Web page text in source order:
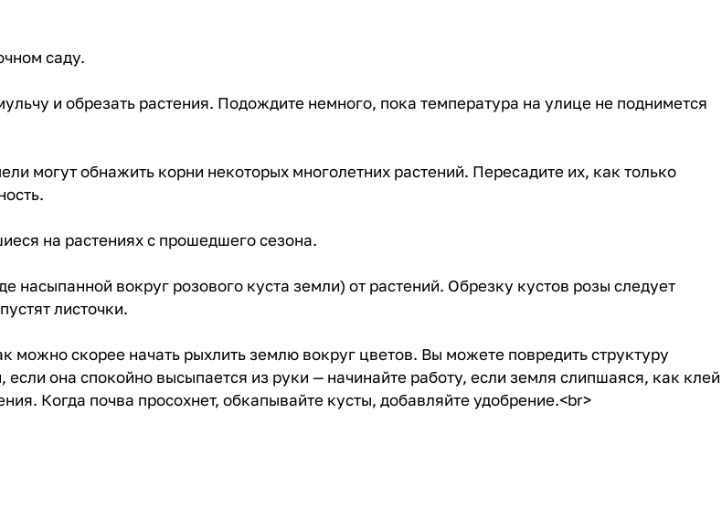
саду.
и обрезать растения. Подождите немного, пока температура на улице не поднимется
могут обнажить корни некоторых многолетних растений. Пересадите их, как только
на растениях с прошедшего сезона.
насыпанной вокруг розового куста земли) от растений. Обрезку кустов розы следует
листочки.
можно скорее начать рыхлить землю вокруг цветов. Вы можете повредить структуру
если она спокойно высыпается из руки — начинайте работу, если земля слипшаяся, как клей
Когда почва просохнет, обкапывайте кусты, добавляйте удобрение.<br>